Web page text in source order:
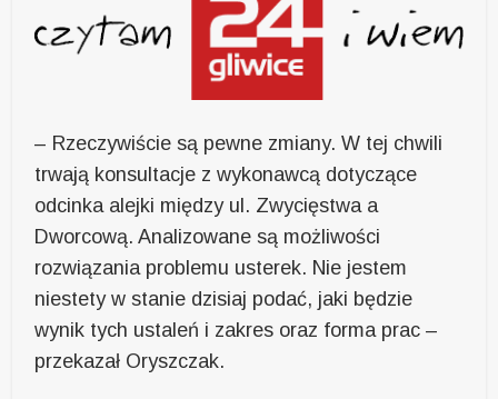
– Rzeczywiście są pewne zmiany. W tej chwili
trwają konsultacje z wykonawcą dotyczące
odcinka alejki między ul. Zwycięstwa a
Dworcową. Analizowane są możliwości
rozwiązania problemu usterek. Nie jestem
niestety w stanie dzisiaj podać, jaki będzie
wynik tych ustaleń i zakres oraz forma prac –
przekazał Oryszczak.